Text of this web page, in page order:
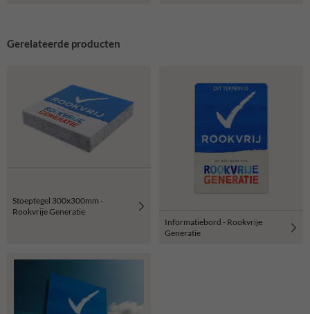
Gerelateerde producten
Stoeptegel 300x300mm -
Rookvrije Generatie
Informatiebord - Rookvrije
Generatie